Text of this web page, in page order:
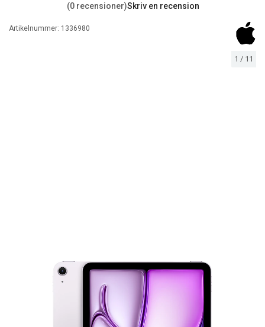
1 / 11
(0 recensioner)Skriv en recension
Artikelnummer: 1336980